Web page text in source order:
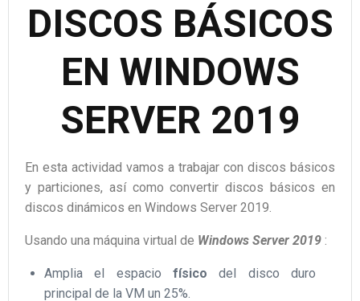
DISCOS BÁSICOS
EN WINDOWS
SERVER 2019
En esta actividad vamos a trabajar con discos básicos
y particiones, así como convertir discos básicos en
discos dinámicos en Windows Server 2019.
Usando una máquina virtual de Windows Server 2019 :
Amplia el espacio físicodel disco duro
principal de la VM un 25%.